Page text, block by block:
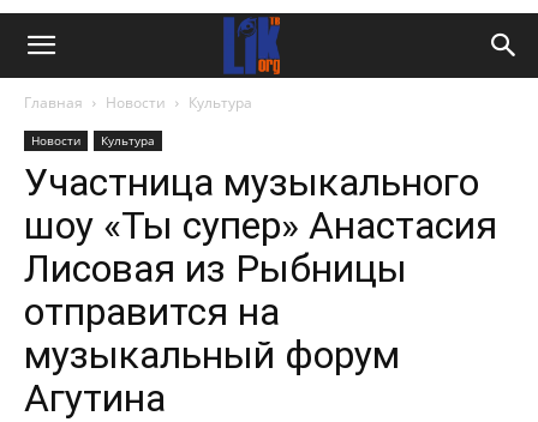
Главная Новости Культура
Новости Культура
Участница музыкального
шоу «Ты супер» Анастасия
Лисовая из Рыбницы
отправится на
музыкальный форум
Агутина